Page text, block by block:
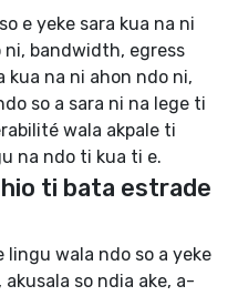
e yeke sara kua na ni
ni, bandwidth, egress
na ni ahon ndo ni,
so a sara ni na lege ti
wala akpale ti
na ndo ti kua ti e.
hio ti bata estrade
lingu wala ndo so a yeke
so ndia ake, a-